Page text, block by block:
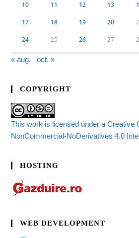
10 11 12 13
17 18 19 20
24 25 26 27
« aug. oct. »
COPYRIGHT
This work is licensed under a Creative
NonCommercial-NoDerivatives 4.0
HOSTING
WEB DEVELOPMENT